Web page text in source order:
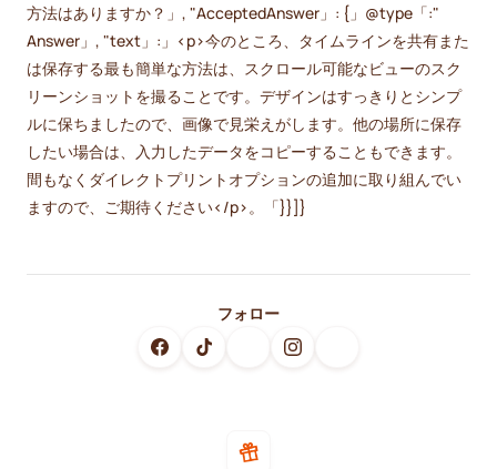
方法はありますか？」, "AcceptedAnswer」: {」@type「:"
Answer」, "text」:」<p>今のところ、タイムラインを共有また
は保存する最も簡単な方法は、スクロール可能なビューのスク
リーンショットを撮ることです。デザインはすっきりとシンプ
ルに保ちましたので、画像で見栄えがします。他の場所に保存
したい場合は、入力したデータをコピーすることもできます。
間もなくダイレクトプリントオプションの追加に取り組んでい
ますので、ご期待ください</p>。「}}]}
フォロー